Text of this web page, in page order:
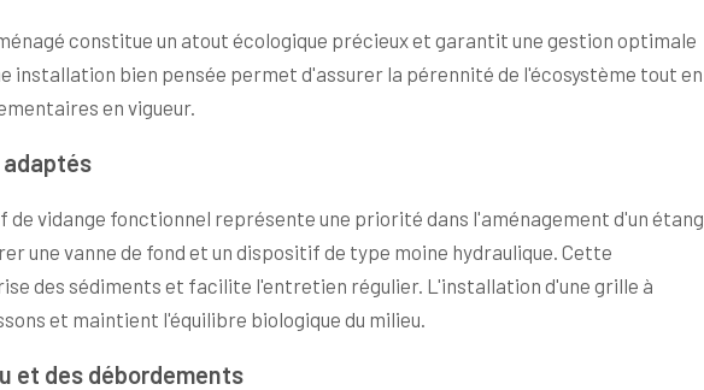
constitue un atout écologique précieux et garantit une gestion optimale
installation bien pensée permet d'assurer la pérennité de l'écosystème tout en
en vigueur.
adaptés
de vidange fonctionnel représente une priorité dans l'aménagement d'un étang.
une vanne de fond et un dispositif de type moine hydraulique. Cette
des sédiments et facilite l'entretien régulier. L'installation d'une grille à
et maintient l'équilibre biologique du milieu.
et des débordements